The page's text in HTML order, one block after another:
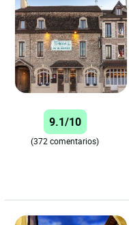
9.1/10
(372 comentarios)